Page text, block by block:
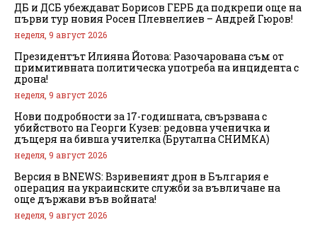
ДБ и ДСБ убеждават Борисов ГЕРБ да подкрепи още на
първи тур новия Росен Плевнелиев – Андрей Гюров!
неделя, 9 август 2026
Президентът Илияна Йотова: Разочарована съм от
примитивната политическа употреба на инцидента с
дрона!
неделя, 9 август 2026
Нови подробности за 17-годишната, свързвана с
убийството на Георги Кузев: редовна ученичка и
дъщеря на бивша учителка (Брутална СНИМКА)
неделя, 9 август 2026
Версия в BNEWS: Взривеният дрон в България е
операция на украинските служби за въвличане на
още държави във войната!
неделя, 9 август 2026